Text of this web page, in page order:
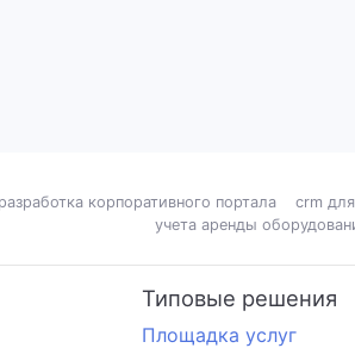
разработка корпоративного портала crm
учета аренды
Типовые решения
Площадка услуг